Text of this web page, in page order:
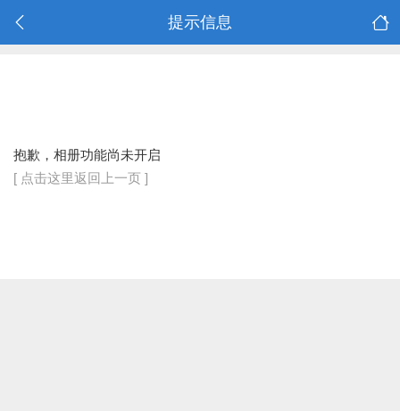
提示信息
抱歉，相册功能尚未开启
[ 点击这里返回上一页 ]